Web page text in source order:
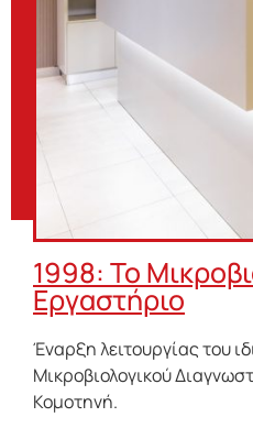
1998: Το
Εργαστήριο
Έναρξη λειτουργίας του
Μικροβιολογικού
Κομοτηνή.